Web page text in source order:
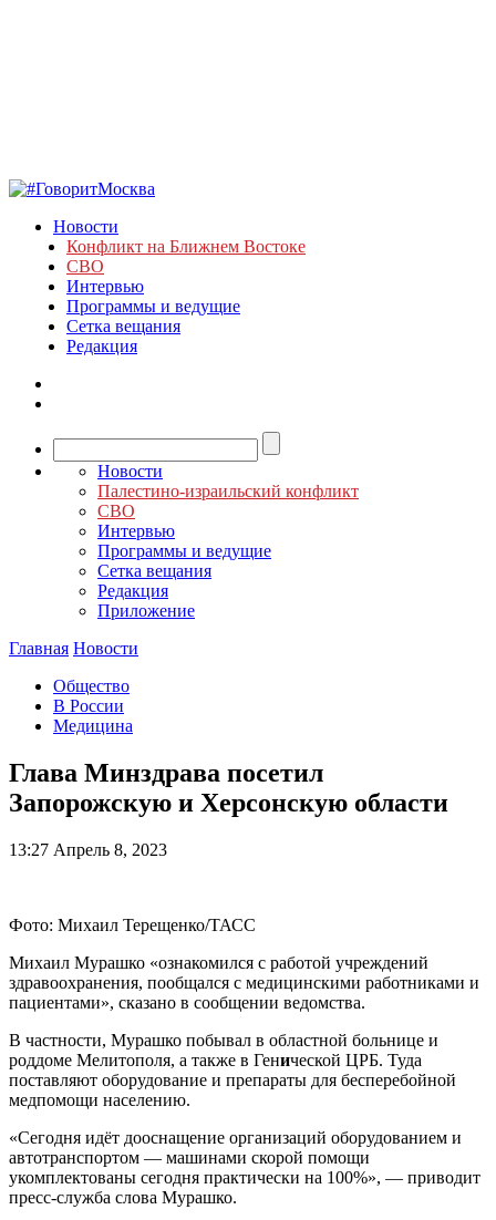
Новости
Конфликт на Ближнем Востоке
СВО
Интервью
Программы и ведущие
Сетка вещания
Редакция
Новости
Палестино-израильский конфликт
СВО
Интервью
Программы и ведущие
Сетка вещания
Редакция
Приложение
Главная Новости
Общество
В России
Медицина
Глава Минздрава посетил
Запорожскую и Херсонскую области
13:27 Апрель 8, 2023
Фото: Михаил Терещенко/ТАСС
Михаил Мурашко «ознакомился с работой учреждений
здравоохранения, пообщался с медицинскими работниками и
пациентами», сказано в сообщении ведомства.
В частности, Мурашко побывал в областной больнице и
роддоме Мелитополя, а также в Генической ЦРБ. Туда
поставляют оборудование и препараты для бесперебойной
медпомощи населению.
«Сегодня идёт дооснащение организаций оборудованием и
автотранспортом — машинами скорой помощи
укомплектованы сегодня практически на 100%», — приводит
пресс-служба слова Мурашко.